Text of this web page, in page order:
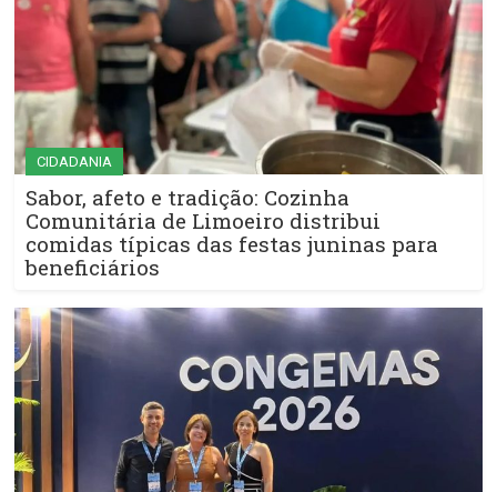
CIDADANIA
Sabor, afeto e tradição: Cozinha
Comunitária de Limoeiro distribui
comidas típicas das festas juninas para
beneficiários